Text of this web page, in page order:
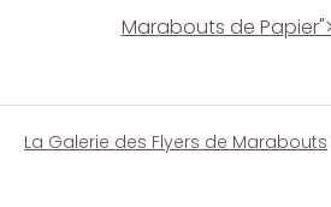
Marabouts de
La Galerie des Flyers de Marabouts